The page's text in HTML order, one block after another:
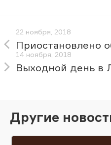
22 ноября, 2018
Приостановлено
14 ноября, 2018
Выходной день в
Другие